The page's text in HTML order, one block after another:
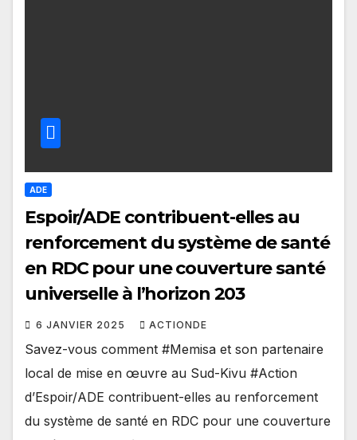
ADE
Espoir/ADE contribuent-elles au
renforcement du système de santé
en RDC pour une couverture santé
universelle à l’horizon 203
6 JANVIER 2025 ACTIONDE
Savez-vous comment #Memisa et son partenaire
local de mise en œuvre au Sud-Kivu #Action
d’Espoir/ADE contribuent-elles au renforcement
du système de santé en RDC pour une couverture